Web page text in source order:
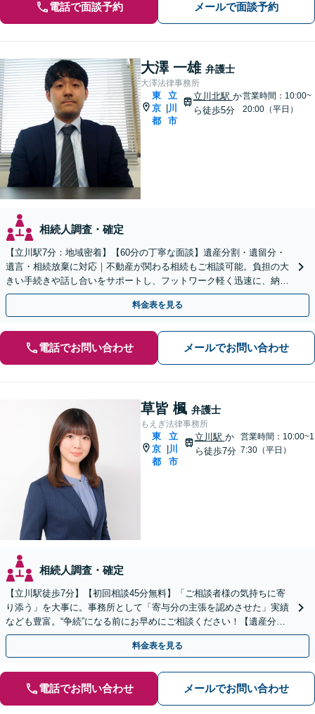
電話で面談予約 メールで面談予約
大澤 一雄 弁護士
大澤法律事務所
東
京
都
立
川
市
立川北駅 か
ら徒歩5分
営業時間：10:00~
20:00（平日）
相続人調査・確定
【立川駅7分：地域密着】【60分の丁寧な面談】遺産分割・遺留分・
遺言・相続放棄に対応｜不動産が関わる相続もご相談可能。負担の大
きい手続きや話し合いをサポートし、フットワーク軽く迅速に、納得
できる解決を目指します【電話・WEB相談可】
料金表を見る
電話でお問い合わせ メールでお問い合わせ
草皆 楓 弁護士
もえぎ法律事務所
東
京
都
立
川
市
立川駅 か
ら徒歩7分
営業時間：10:00~1
7:30（平日）
相続人調査・確定
【立川駅徒歩7分】【初回相談45分無料】「ご相談者様の気持ちに寄
り添う」を大事に。事務所として「寄与分の主張を認めさせた」実績
なども豊富。“争続”になる前にお早めにご相談ください！【遺産分割
／遺留分侵害額請求／相続放棄／生前贈与／遺言作成】
料金表を見る
電話でお問い合わせ メールでお問い合わせ